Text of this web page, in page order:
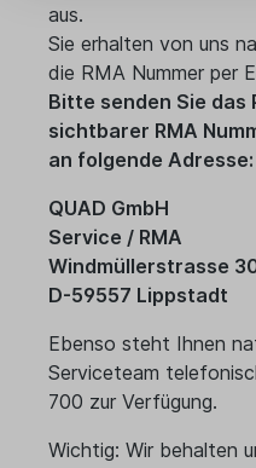
aus.
Sie erhalten von uns
die RMA Nummer per
Bitte senden Sie
sichtbarer RMA
an folgende Adresse:
QUAD GmbH
Service / RMA
Windmüllerstrasse
D-59557 Lippstadt
Ebenso steht Ihnen
Serviceteam
700 zur Verfügung.
Wichtig: Wir behalten